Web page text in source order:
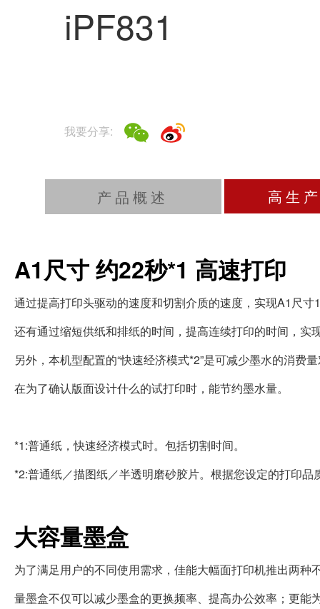
iPF831
我要分享:
产品概述 高生
A1尺寸 约22秒*1 高速打印
通过提高打印头驱动的速度和切割介质的速度，实现A1尺
还有通过缩短供纸和排纸的时间，提高连续打印的时间，实
另外，本机型配置的“快速经济模式*2”是可减少墨水的消费
在为了确认版面设计什么的试打印时，能节约墨水量。
*1:普通纸，快速经济模式时。包括切割时间。
*2:普通纸／描图纸／半透明磨砂胶片。根据您设定的打印品
大容量墨盒
为了满足用户的不同使用需求，佳能大幅面打印机推出两
量墨盒不仅可以减少墨盒的更换频率、提高办公效率；更能